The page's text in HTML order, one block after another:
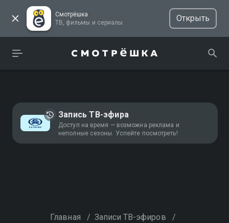
Смотрёшка
ТВ, фильмы и сериалы
Открыть
Запись ТВ-эфира
Доступ на время — возможна реклама и
неполные сезоны. Успейте посмотреть!
Главная / Записи ТВ-эфиров /